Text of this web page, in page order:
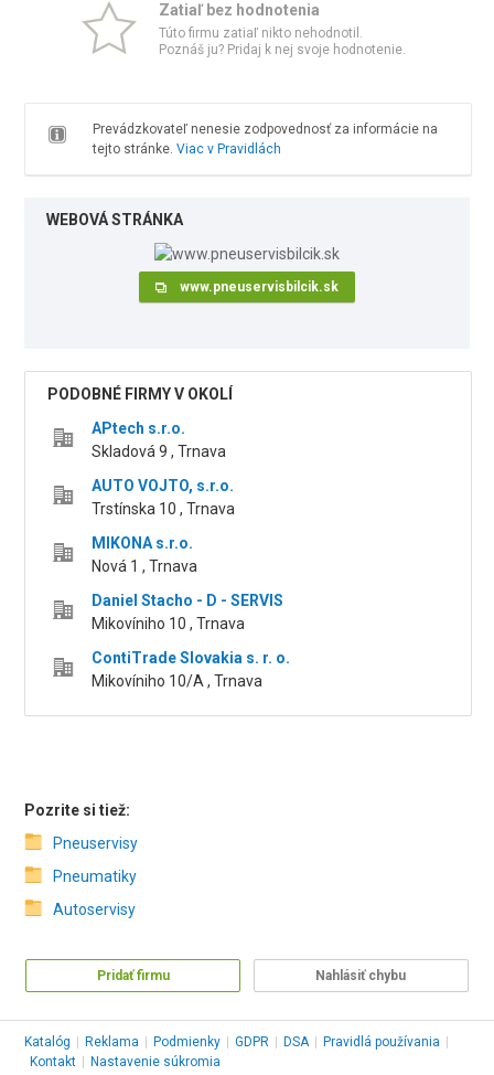
Zatiaľ bez hodnotenia
Túto firmu zatiaľ nikto nehodnotil.
Poznáš ju? Pridaj k nej svoje hodnotenie.
Prevádzkovateľ nenesie zodpovednosť za informácie na
tejto stránke. Viac v Pravidlách
WEBOVÁ STRÁNKA
www.pneuservisbilcik.sk
PODOBNÉ FIRMY V OKOLÍ
APtech s.r.o.
Skladová 9 , Trnava
AUTO VOJTO, s.r.o.
Trstínska 10 , Trnava
MIKONA s.r.o.
Nová 1 , Trnava
Daniel Stacho - D - SERVIS
Mikovíniho 10 , Trnava
ContiTrade Slovakia s. r. o.
Mikovíniho 10/A , Trnava
Pozrite si tiež:
Pneuservisy
Pneumatiky
Autoservisy
Pridať firmu Nahlásiť chybu
Katalóg Reklama Podmienky GDPR DSA Pravidlá používania
Kontakt
Nastavenie súkromia